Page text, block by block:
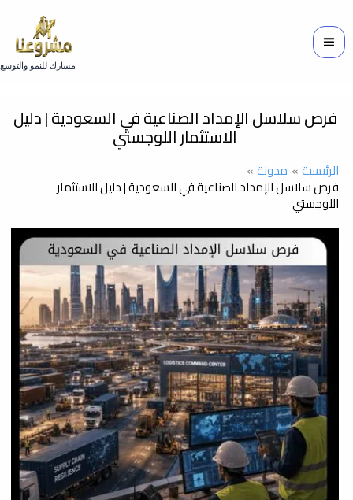
مسارك للنمو والتوسع
فرص سلاسل الإمداد الصناعية في السعودية | دليل
الاستثمار اللوجستي
الرئيسية مدونة
فرص سلاسل الإمداد الصناعية في السعودية | دليل الاستثمار
اللوجستي